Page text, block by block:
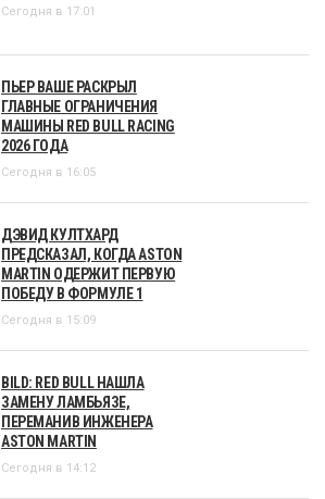
Сегодня в 17:01
ПЬЕР ВАШЕ РАСКРЫЛ
ГЛАВНЫЕ ОГРАНИЧЕНИЯ
МАШИНЫ RED BULL RACING
2026 ГОДА
Сегодня в 16:05
ДЭВИД КУЛТХАРД
ПРЕДСКАЗАЛ, КОГДА ASTON
MARTIN ОДЕРЖИТ ПЕРВУЮ
ПОБЕДУ В ФОРМУЛЕ 1
Сегодня в 15:09
BILD: RED BULL НАШЛА
ЗАМЕНУ ЛАМБЬЯЗЕ,
ПЕРЕМАНИВ ИНЖЕНЕРА
ASTON MARTIN
Сегодня в 14:12